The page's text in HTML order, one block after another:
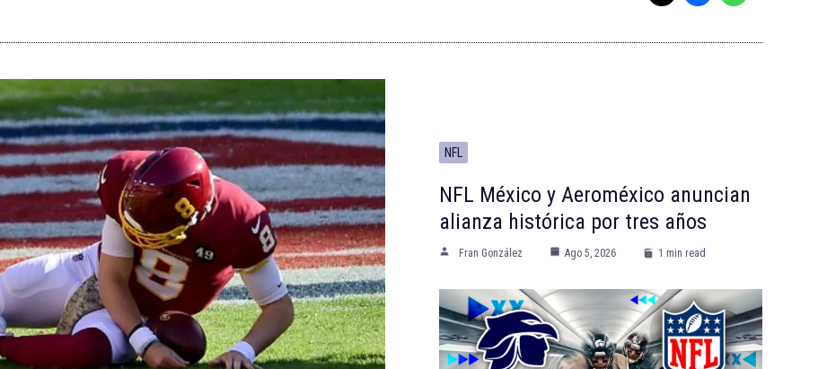
NFL
NFL México y Aeroméxico anuncian
alianza histórica por tres años
Fran González Ago 5, 2026 1 min read